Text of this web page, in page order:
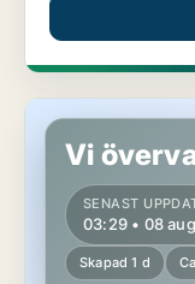
Lägenhet i
Vi
SENAST
03:29 • 08
Skapad 1 d